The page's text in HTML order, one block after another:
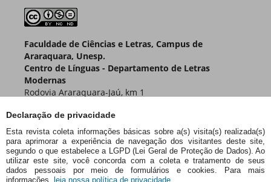
Declaração de privacidade
Esta revista coleta informações básicas sobre a(s) visita(s) realizada(s)
para aprimorar a experiência de navegação dos visitantes deste site,
segundo o que estabelece a LGPD (Lei Geral de Proteção de Dados). Ao
utilizar este site, você concorda com a coleta e tratamento de seus
dados pessoais por meio de formulários e cookies. Para mais
informações,
leia nossa política de privacidade.
Faculdade de Ciências e Letras, Campus de
Araraquara, Unesp.
Centro de Línguas - Departamento de Letras
Modernas
Rodovia Araraquara-Jaú, km 1
Araraquara – SP – Brasil